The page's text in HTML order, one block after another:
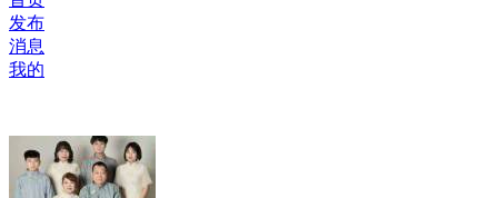
发布
消息
我的